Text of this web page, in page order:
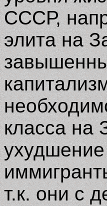
СССР,
элита на
класса на
т.к. они с